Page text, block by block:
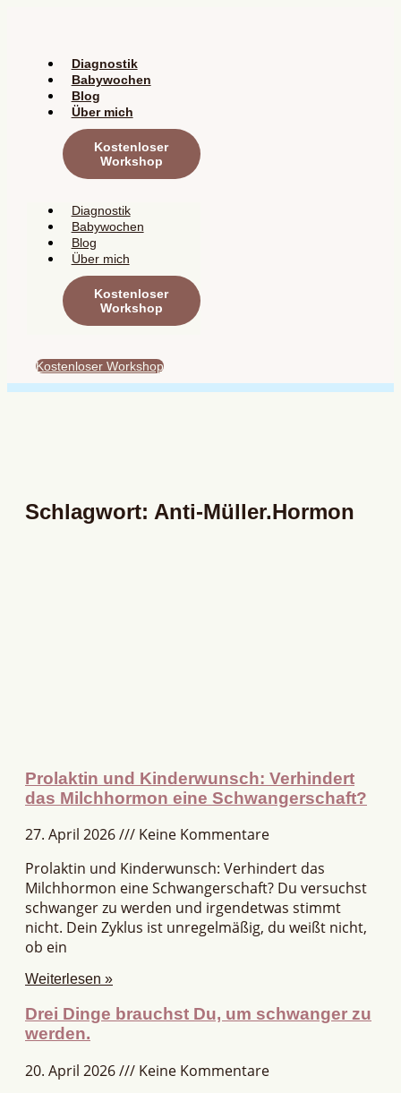
Diagnostik
Babywochen
Blog
Über mich
Kostenloser
Workshop
Diagnostik
Babywochen
Blog
Über mich
Kostenloser
Workshop
Kostenloser Workshop
Schlagwort: Anti-Müller.Hormon
Prolaktin und Kinderwunsch: Verhindert
das Milchhormon eine Schwangerschaft?
27. April 2026
Keine Kommentare
Prolaktin und Kinderwunsch: Verhindert das
Milchhormon eine Schwangerschaft? Du versuchst
schwanger zu werden und irgendetwas stimmt
nicht. Dein Zyklus ist unregelmäßig, du weißt nicht,
ob ein
Weiterlesen »
Drei Dinge brauchst Du, um schwanger zu
werden.
20. April 2026
Keine Kommentare